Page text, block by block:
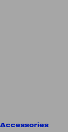
Accessories